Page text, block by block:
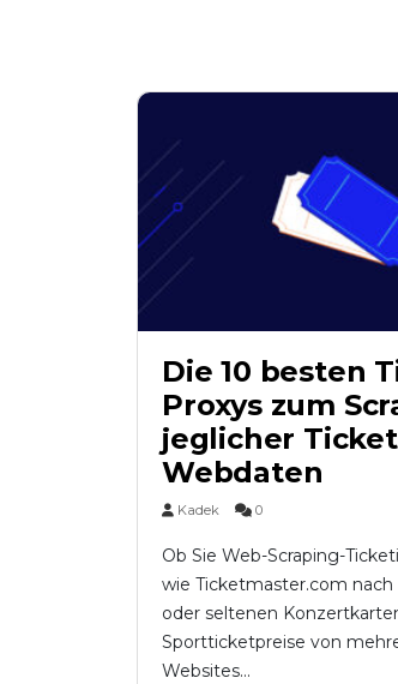
Die 10 besten
Proxys zum
jeglicher
Webdaten
Kadek 0
Ob Sie Web-Scraping-
wie Ticketmaster.com
oder seltenen
Sportticketpreise von
Websites...